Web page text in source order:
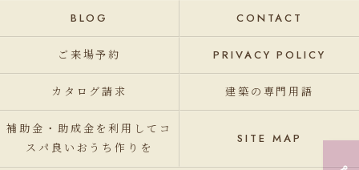
BLOG CONTACT
ご来場予約 PRIVACY POLICY
カタログ請求 建築の専門用語
補助金・助成金を利用してコ
スパ良いおうち作りを
SITE MAP